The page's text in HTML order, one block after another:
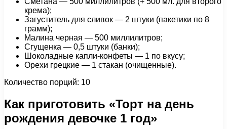
крема);
Загуститель для сливок — 2 штуки (пакетики по 8
грамм);
Малина черная — 500 миллилитров;
Сгущенка — 0,5 штуки (банки);
Шоколадные капли-конфеты — 1 по вкусу;
Орехи грецкие — 1 стакан (очищенные).
Количество порций: 10
Как приготовить «Торт на день
рождения девочке 1 год»